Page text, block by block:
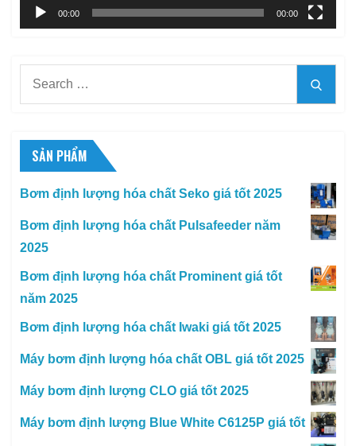
00:00 00:00
SẢN PHẨM
Bơm định lượng hóa chất Seko giá tốt 2025
Bơm định lượng hóa chất Pulsafeeder năm
2025
Bơm định lượng hóa chất Prominent giá tốt
năm 2025
Bơm định lượng hóa chất Iwaki giá tốt 2025
Máy bơm định lượng hóa chất OBL giá tốt 2025
Máy bơm định lượng CLO giá tốt 2025
Máy bơm định lượng Blue White C6125P giá tốt